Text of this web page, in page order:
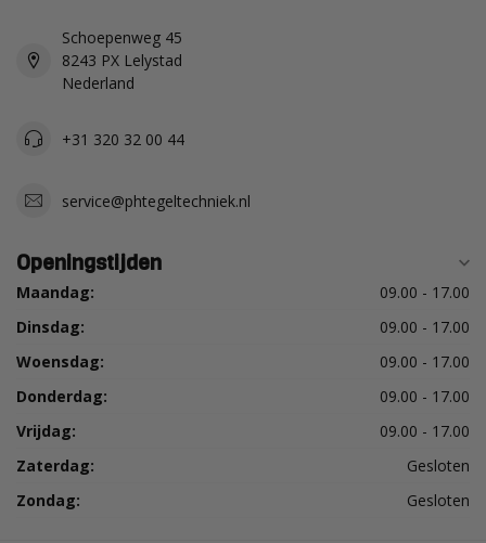
Schoepenweg 45
8243 PX Lelystad
Nederland
+31 320 32 00 44
service@phtegeltechniek.nl
Openingstijden
Maandag:
09.00 - 17.00
Dinsdag:
09.00 - 17.00
Woensdag:
09.00 - 17.00
Donderdag:
09.00 - 17.00
Vrijdag:
09.00 - 17.00
Zaterdag:
Gesloten
Zondag:
Gesloten